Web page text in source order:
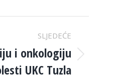
SLJEDEĆE
i onkologiju
UKC Tuzla